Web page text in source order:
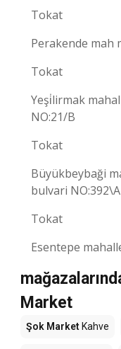
Tokat
Perakende mah
Tokat
Yeşi̇lirmak
NO:21/B
Tokat
Büyükbeybaği
bulvari
Tokat
Esentepe
Market
Şok Market Kahve